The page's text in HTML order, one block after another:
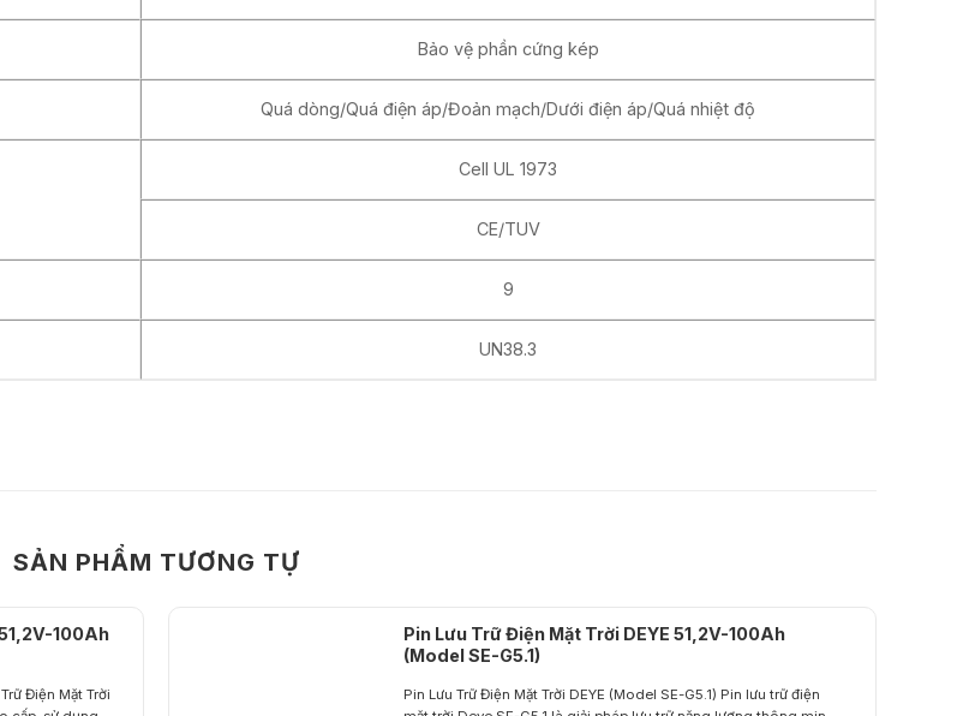
Bảo vệ phần cứng kép
Quá dòng/Quá điện áp/Đoản mạch/Dưới điện áp/Quá nhiệt độ
Cell UL 1973
CE/TUV
9
UN38.3
SẢN PHẨM TƯƠNG TỰ
100Ah
Điện Mặt Trời
Pin Lưu Trữ Điện Mặt Trời DEYE 51,2V-100Ah
(Model SE-G5.1)
Pin Lưu Trữ Điện Mặt Trời DEYE (Model SE-G5.1) Pin lưu trữ điện